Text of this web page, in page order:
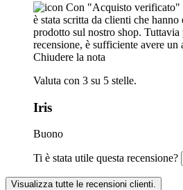
Con "Acquisto verificato"
è stata scritta da clienti che
prodotto sul nostro shop. Tuttavia
recensione, è sufficiente avere un
Chiudere la nota
Valuta con 3 su 5 stelle.
Iris
Buono
Ti è stata utile questa recensione?
Visualizza tutte le recensioni clienti.